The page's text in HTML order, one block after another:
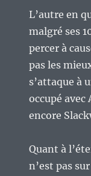
L’autre en
malgré ses
percer à
pas les
s’attaque à
occupé
encore
Quant à
n’est pas